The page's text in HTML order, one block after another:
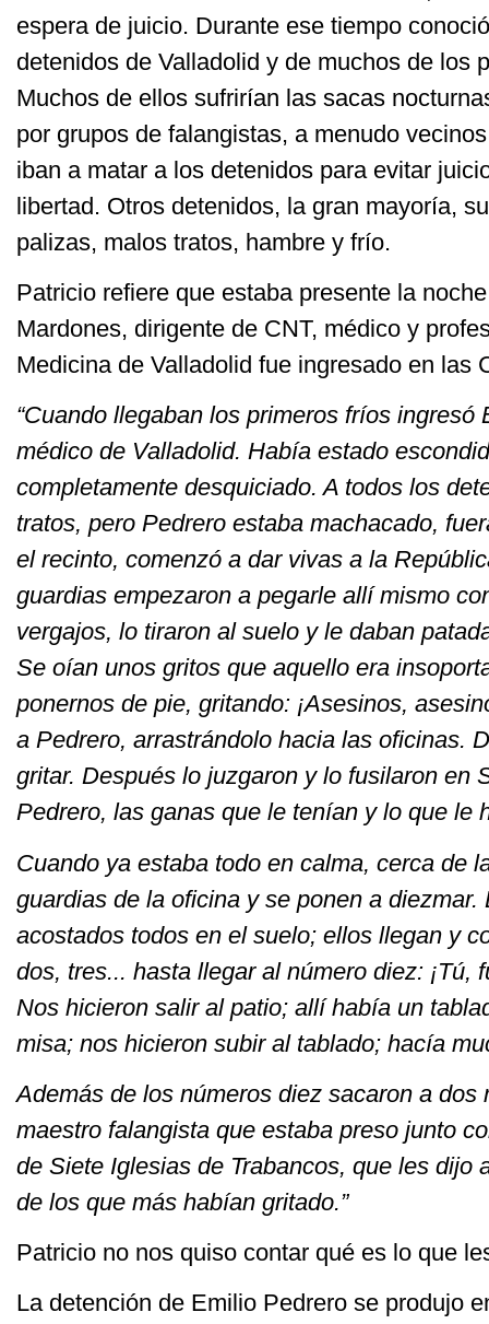
espera de juicio. Durante ese tiempo
detenidos de Valladolid y de muchos de los
Muchos de ellos sufrirían las sacas
por grupos de falangistas, a menudo
iban a matar a los detenidos para evitar
libertad. Otros detenidos, la gran mayoría,
palizas, malos tratos, hambre y frío.
Patricio refiere que estaba presente la
Mardones, dirigente de CNT, médico y
Medicina de Valladolid fue ingresado en las
“Cuando llegaban los primeros fríos ingresó
médico de Valladolid. Había estado
completamente desquiciado. A todos los
tratos, pero Pedrero estaba machacado,
el recinto, comenzó a dar vivas a la
guardias empezaron a pegarle allí mismo
vergajos, lo tiraron al suelo y le daban
Se oían unos gritos que aquello era
ponernos de pie, gritando: ¡Asesinos,
a Pedrero, arrastrándolo hacia las oficinas.
gritar. Después lo juzgaron y lo fusilaron en
Pedrero, las ganas que le tenían y lo que le
Cuando ya estaba todo en calma, cerca de
guardias de la oficina y se ponen a diezmar.
acostados todos en el suelo; ellos llegan y
dos, tres... hasta llegar al número diez: ¡Tú,
Nos hicieron salir al patio; allí había un
misa; nos hicieron subir al tablado; hacía
Además de los números diez sacaron a dos
maestro falangista que estaba preso junto
de Siete Iglesias de Trabancos, que les dijo
de los que más habían gritado.”
Patricio no nos quiso contar qué es lo que
La detención de Emilio Pedrero se produjo